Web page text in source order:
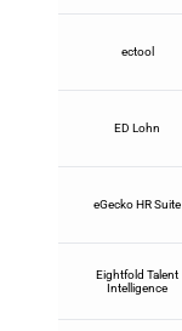
ectool
ED Lohn
eGecko HR Suite
Eightfold Talent
Intelligence